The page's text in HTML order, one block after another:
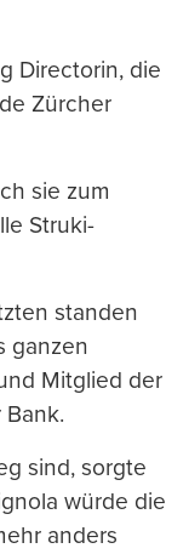
Directorin, die
Zürcher
sie zum
Struki-
standen
ganzen
Mitglied der
sind, sorgte
würde die
anders